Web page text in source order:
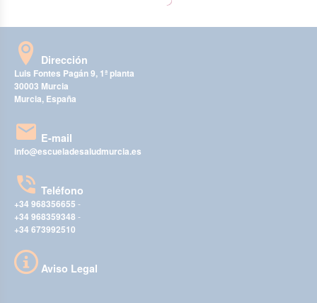
Dirección
Luis Fontes Pagán 9, 1ª planta
30003 Murcia
Murcia, España
E-mail
info@escueladesaludmurcia.es
Teléfono
+34 968356655 -
+34 968359348 -
+34 673992510
Aviso Legal